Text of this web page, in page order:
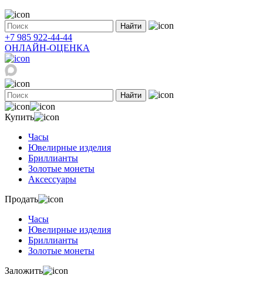
Найти
+7 985 922-44-44
ОНЛАЙН-ОЦЕНКА
Найти
Купить
Часы
Ювелирные изделия
Бриллианты
Золотые монеты
Аксессуары
Продать
Часы
Ювелирные изделия
Бриллианты
Золотые монеты
Заложить